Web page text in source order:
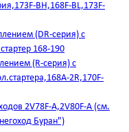
BH,168F-BL,173F-
(DR-серия) с
168-190
(R-серия) с
2R,170F-
2V78F-A,2V80F-A (см.
Буран")